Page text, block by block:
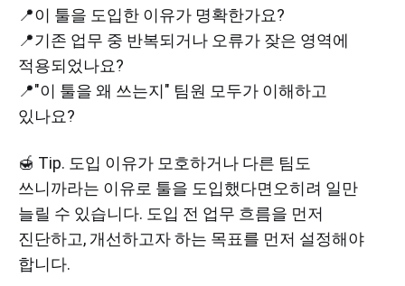
📍이 툴을 도입한 이유가 명확한가요?
📍기존 업무 중 반복되거나 오류가 잦은 영역에
적용되었나요?
📍"이 툴을 왜 쓰는지" 팀원 모두가 이해하고
있나요?
🍯 Tip. 도입 이유가 모호하거나 다른 팀도
쓰니까라는 이유로 툴을 도입했다면오히려 일만
늘릴 수 있습니다. 도입 전 업무 흐름을 먼저
진단하고, 개선하고자 하는 목표를 먼저 설정해야
합니다.